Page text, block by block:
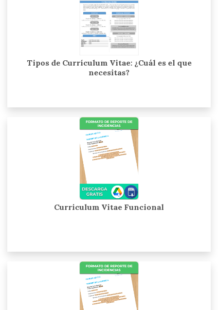
Tipos de Currículum Vitae: ¿Cuál es el que
necesitas?
Curriculum Vitae Funcional